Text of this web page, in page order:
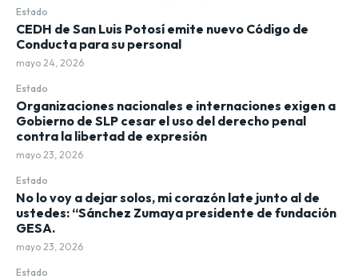
Estado
CEDH de San Luis Potosí emite nuevo Código de
Conducta para su personal
mayo 24, 2026
Estado
Organizaciones nacionales e internaciones exigen a
Gobierno de SLP cesar el uso del derecho penal
contra la libertad de expresión
mayo 23, 2026
Estado
No lo voy a dejar solos, mi corazón late junto al de
ustedes: “Sánchez Zumaya presidente de fundación
GESA.
mayo 23, 2026
Estado